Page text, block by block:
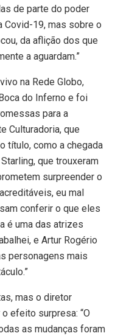
de parte do poder
Covid-19, mas sobre o
da aflição dos que
a aguardam.”
na Rede Globo,
do Inferno e foi
para a
Culturadoria, que
título, como a chegada
que trouxeram
surpreender o
eu mal
conferir o que eles
é uma das atrizes
e Artur Rogério
personagens mais
mas o diretor
efeito surpresa: “O
as mudanças foram